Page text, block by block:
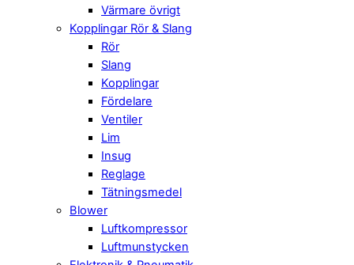
Värmare övrigt
Kopplingar Rör & Slang
Rör
Slang
Kopplingar
Fördelare
Ventiler
Lim
Insug
Reglage
Tätningsmedel
Blower
Luftkompressor
Luftmunstycken